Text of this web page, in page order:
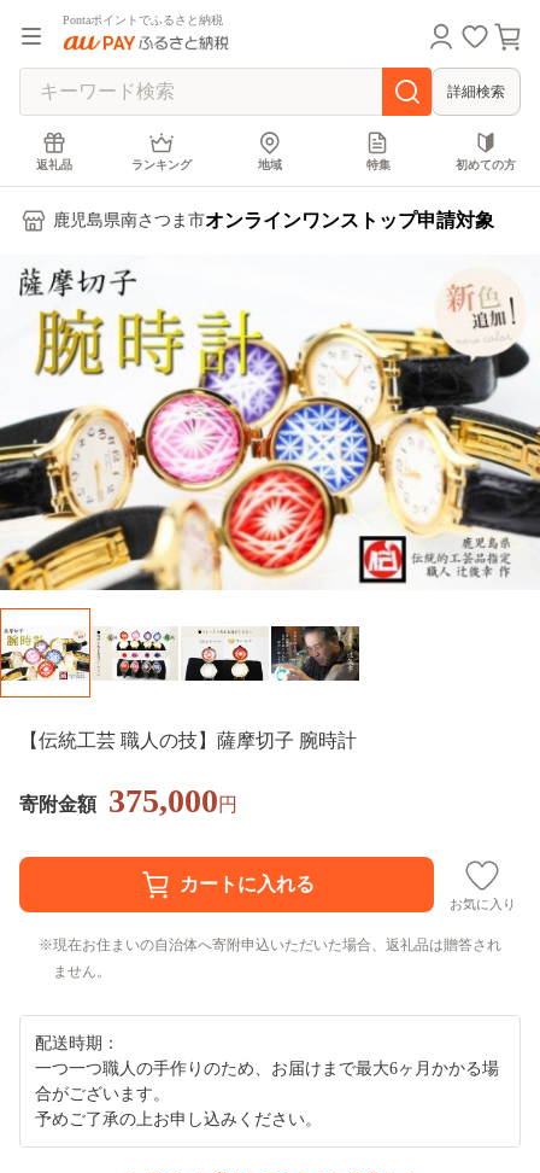
Pontaポイントでふるさと納税
詳細検索
返礼品 ランキング 地域 特集 初めての方
鹿児島県南さつま市オンラインワンストップ申請対象
【伝統工芸 職人の技】薩摩切子 腕時計
寄附金額 375,000円
お気に入り
現在お住まいの自治体へ寄附申込いただいた場合、返礼品は贈答され
ません。
配送時期：
一つ一つ職人の手作りのため、お届けまで最大6ヶ月かかる場
合がございます。
予めご了承の上お申し込みください。